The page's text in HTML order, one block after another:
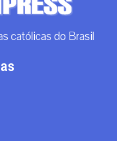
católicas do Brasil